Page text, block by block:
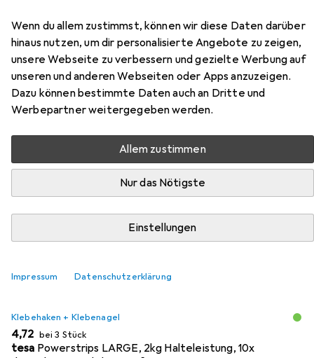
Wenn du allem zustimmst, können wir diese Daten darüber
hinaus nutzen, um dir personalisierte Angebote zu zeigen,
unsere Webseite zu verbessern und gezielte Werbung auf
unseren und anderen Webseiten oder Apps anzuzeigen.
Dazu können bestimmte Daten auch an Dritte und
Werbepartner weitergegeben werden.
Allem zustimmen
Nur das Nötigste
Einstellungen
Impressum Datenschutzerklärung
Zubehör für ZEP New Easy
Hier findest du passendes Zubehör zum Produkt ZEP
New Easy aus der Kategorie Klebehaken + Klebenagel.
Beliebt Klebehaken + Klebenagel Nägel
Klebehaken + Klebenagel
EUR
4,72 bei 3 Stück
tesa Powerstrips LARGE, 2kg Halteleistung, 10x